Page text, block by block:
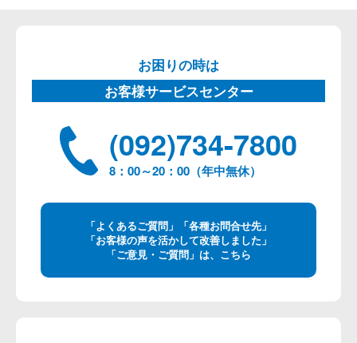
お困りの時は
お客様サービスセンター
(092)734-7800
8：00～20：00（年中無休）
「よくあるご質問」「各種お問合せ先」
「お客様の声を活かして改善しました」
「ご意見・ご質問」は、こちら